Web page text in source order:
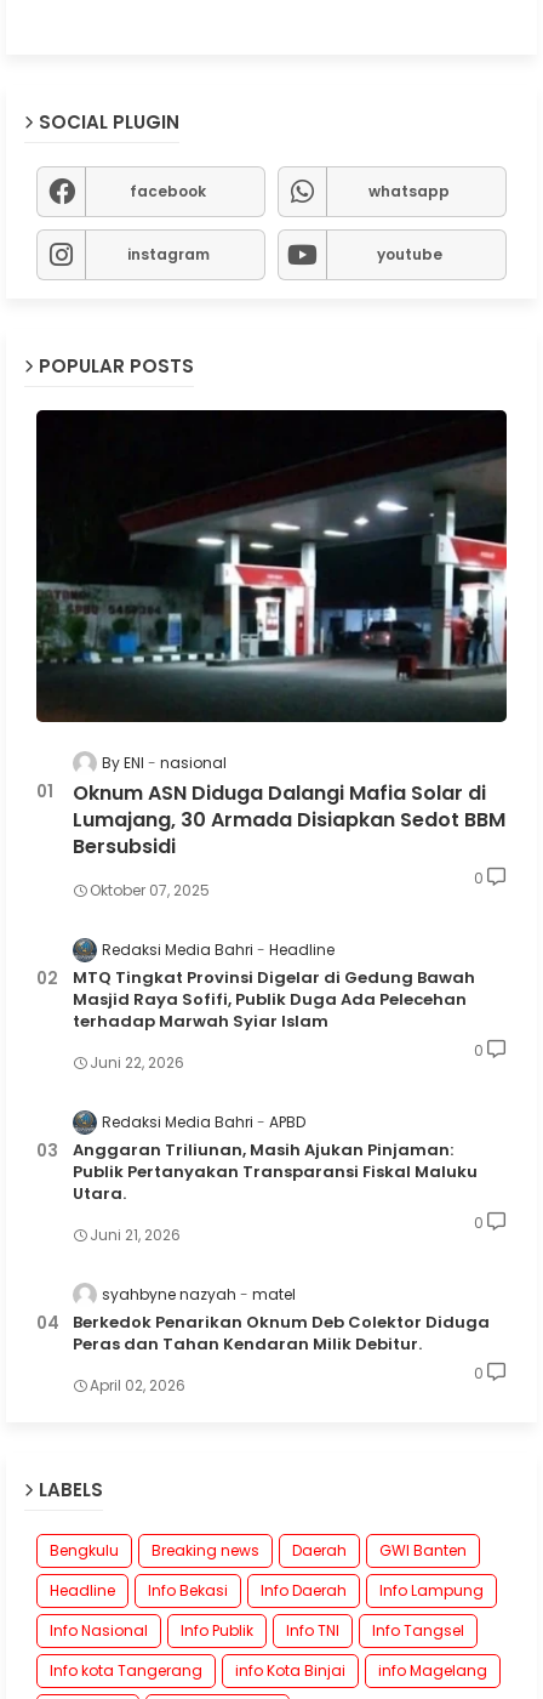
SOCIAL PLUGIN
facebook whatsapp
instagram youtube
POPULAR POSTS
By ENI nasional
Oknum ASN Diduga Dalangi Mafia Solar di
Lumajang, 30 Armada Disiapkan Sedot BBM
Bersubsidi
Oktober 07, 2025
0
Redaksi Media Bahri Headline
MTQ Tingkat Provinsi Digelar di Gedung Bawah
Masjid Raya Sofifi, Publik Duga Ada Pelecehan
terhadap Marwah Syiar Islam
Juni 22, 2026
0
Redaksi Media Bahri APBD
Anggaran Triliunan, Masih Ajukan Pinjaman:
Publik Pertanyakan Transparansi Fiskal Maluku
Utara.
Juni 21, 2026
0
syahbyne nazyah matel
Berkedok Penarikan Oknum Deb Colektor Diduga
Peras dan Tahan Kendaran Milik Debitur.
April 02, 2026
0
LABELS
Bengkulu Breaking news Daerah
GWI Banten
Headline
Info Bekasi Info Daerah
Info Lampung
Info Nasional
Info Publik Info TNI
Info Tangsel
Info kota Tangerang
info Kota Binjai
info Magelang